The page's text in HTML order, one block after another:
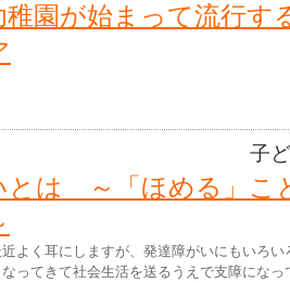
稚園が始まって流行
子
とは ～「ほめる」こ
よく耳にしますが、発達障がいにもいろい
ってきて社会生活を送るうえで支障になっ